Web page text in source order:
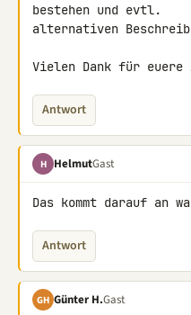
bestehen und evtl.
alternativen
Vielen Dank für euere
Antwort
H HelmutGast
Das kommt darauf an
Antwort
GH Günter H.Gast